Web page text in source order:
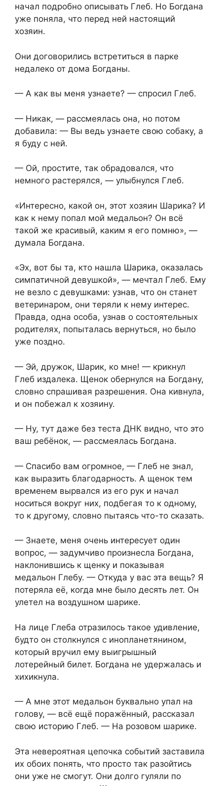
начал подробно описывать Глеб. Но Богдана
уже поняла, что перед ней настоящий
хозяин.
Они договорились встретиться в парке
недалеко от дома Богданы.
— А как вы меня узнаете? — спросил Глеб.
— Никак, — рассмеялась она, но потом
добавила: — Вы ведь узнаете свою собаку, а
я буду с ней.
— Ой, простите, так обрадовался, что
немного растерялся, — улыбнулся Глеб.
«Интересно, какой он, этот хозяин Шарика? И
как к нему попал мой медальон? Он всё
такой же красивый, каким я его помню», —
думала Богдана.
«Эх, вот бы та, кто нашла Шарика, оказалась
симпатичной девушкой», — мечтал Глеб. Ему
не везло с девушками: узнав, что он станет
ветеринаром, они теряли к нему интерес.
Правда, одна особа, узнав о состоятельных
родителях, попыталась вернуться, но было
уже поздно.
— Эй, дружок, Шарик, ко мне! — крикнул
Глеб издалека. Щенок обернулся на Богдану,
словно спрашивая разрешения. Она кивнула,
и он побежал к хозяину.
— Ну, тут даже без теста ДНК видно, что это
ваш ребёнок, — рассмеялась Богдана.
— Спасибо вам огромное, — Глеб не знал,
как выразить благодарность. А щенок тем
временем вырвался из его рук и начал
носиться вокруг них, подбегая то к одному,
то к другому, словно пытаясь что-то сказать.
— Знаете, меня очень интересует один
вопрос, — задумчиво произнесла Богдана,
наклонившись к щенку и показывая
медальон Глебу. — Откуда у вас эта вещь? Я
потеряла её, когда мне было десять лет. Он
улетел на воздушном шарике.
На лице Глеба отразилось такое удивление,
будто он столкнулся с инопланетянином,
который вручил ему выигрышный
лотерейный билет. Богдана не удержалась и
хихикнула.
— А мне этот медальон буквально упал на
голову, — всё ещё поражённый, рассказал
свою историю Глеб. — На розовом шарике.
Эта невероятная цепочка событий заставила
их обоих понять, что просто так разойтись
они уже не смогут. Они долго гуляли по